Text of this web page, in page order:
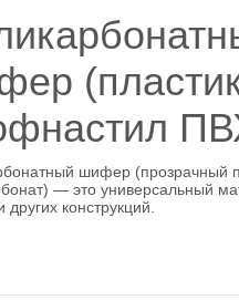
шифер (прозрачный
— это универсальный
других конструкций.